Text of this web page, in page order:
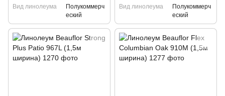
Вид линолеума
Полукоммерч
еский
Вид линолеума
Полукоммерч
еский